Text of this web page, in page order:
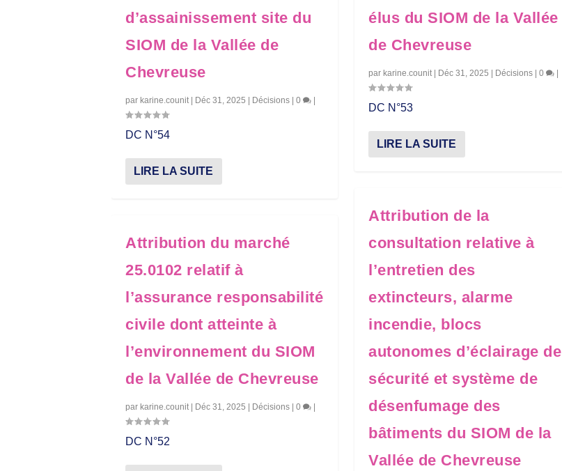
d’assainissement site du
SIOM de la Vallée de
Chevreuse
par karine.counit| Déc 31, 2025 Décisions 0
DC N°54
LIRE LA SUITE
Attribution du marché
25.0102 relatif à
l’assurance responsabilité
civile dont atteinte à
l’environnement du SIOM
de la Vallée de Chevreuse
par karine.counit| Déc 31, 2025 Décisions 0
DC N°52
élus du SIOM de la Vallée
de Chevreuse
par karine.counit| Déc 31, 2025 Décisions |0
DC N°53
LIRE LA SUITE
Attribution de la
consultation relative à
l’entretien des
extincteurs, alarme
incendie, blocs
autonomes d’éclairage de
sécurité et système de
désenfumage des
bâtiments du SIOM de la
Vallée de Chevreuse